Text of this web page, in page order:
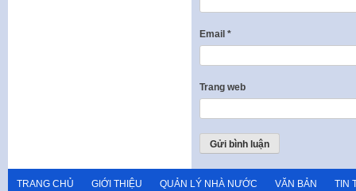
Email *
Trang web
TRANG CHỦ GIỚI THIỆU QUẢN LÝ NHÀ NƯỚC VĂN BẢN TIN